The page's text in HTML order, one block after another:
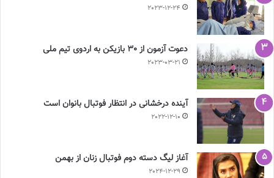
2023-12-24
دعوت آزمون از 30 بازیکن به اردوی تیم ملی
2023-03-21
آینده درخشانی در انتظار فوتبال بانوان است
2022-12-10
آغاز لیگ دسته دوم فوتبال زنان از بهمن
2024-12-29